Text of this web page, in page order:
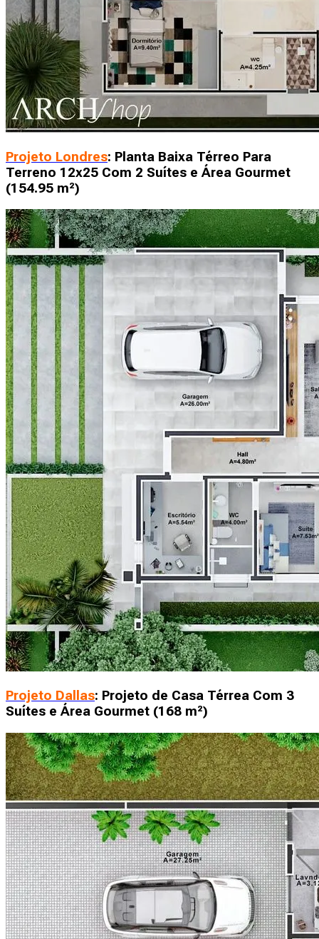
Projeto Londres: Planta Baixa Térreo Para
Terreno 12x25 Com 2 Suítes e Área Gourmet
(154.95 m²)
Projeto Dallas: Projeto de Casa Térrea Com 3
Suítes e Área Gourmet (168 m²)